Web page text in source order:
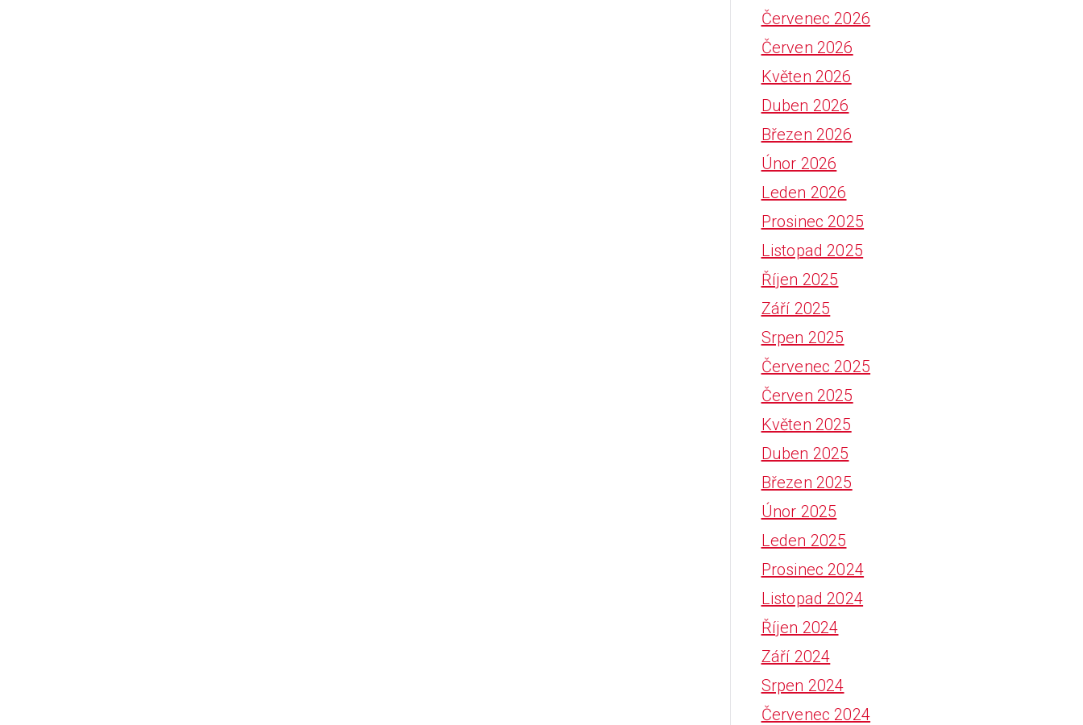
Červenec 2026
Červen 2026
Květen 2026
Duben 2026
Březen 2026
Únor 2026
Leden 2026
Prosinec 2025
Listopad 2025
Říjen 2025
Září 2025
Srpen 2025
Červenec 2025
Červen 2025
Květen 2025
Duben 2025
Březen 2025
Únor 2025
Leden 2025
Prosinec 2024
Listopad 2024
Říjen 2024
Září 2024
Srpen 2024
Červenec 2024